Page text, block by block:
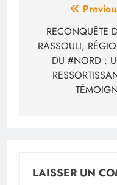
Navigation
de
l’article
RECONQUÊTE
RASSOULI,
DU #NORD :
LAISSER UN